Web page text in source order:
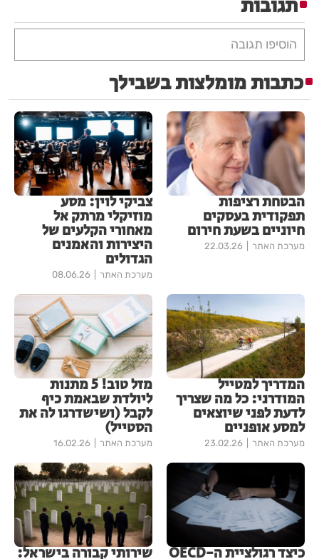
תגובות
הוסיפו תגובה
כתבות מומלצות בשבילך
הבטחת רציפות
תפקודית בעסקים
חיוניים בשעת חירום
מערכת האתר 22.03.26
צביקי לוין: מסע
מוזיקלי מרתק אל
מאחורי הקלעים של
היצירות והאמנים
הגדולים
מערכת האתר 08.06.26
המדריך למטייל
המודרני: כל מה שצריך
לדעת לפני שיוצאים
למסע אופניים
מערכת האתר 23.02.26
מזל טוב! 5 מתנות
ליולדת שבאמת כיף
לקבל (ושישדרגו לה את
הסטייל)
מערכת האתר 16.02.26
כיצד רגולציית ה-OECD שירותי קבורה בישראל: